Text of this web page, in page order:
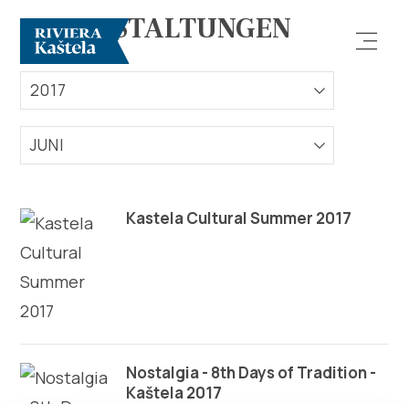
Erforsche
Destination
Was kann man machen
Info
VERANSTALTUNGEN
2017
JUNI
Kastela Cultural Summer 2017
Nostalgia - 8th Days of Tradition -
Kaštela 2017